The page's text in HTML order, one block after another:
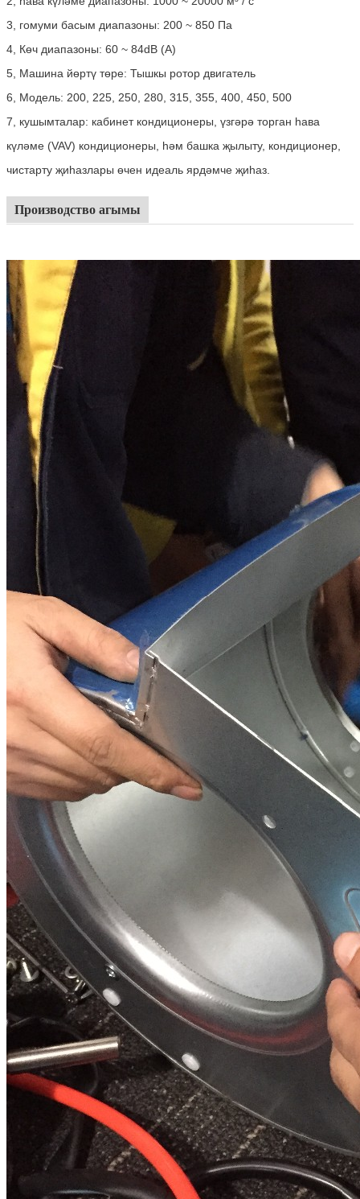
3, гомуми басым диапазоны: 200 ~ 850 Па
4, Көч диапазоны: 60 ~ 84dB (A)
5, Машина йөртү төре: Тышкы ротор двигатель
6, Модель: 200, 225, 250, 280, 315, 355, 400, 450, 500
7, кушымталар: кабинет кондиционеры, үзгәрә торган һава
күләме (VAV) кондиционеры, һәм башка җылыту, кондиционер,
чистарту җиһазлары өчен идеаль ярдәмче җиһаз.
Производство агымы